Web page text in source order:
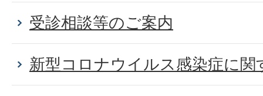
受診相談等のご案内
新型コロナウイルス感染症に関